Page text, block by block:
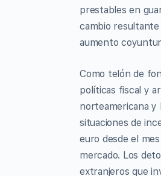
prestables en
cambio
aumento
Como telón de
políticas fiscal y
norteamericana y
situaciones de
euro desde el
mercado. Los
extranjeros que